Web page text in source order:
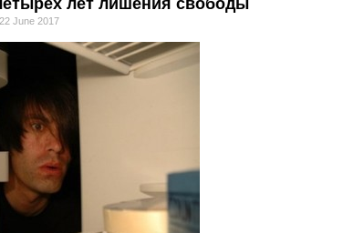
лет лишения свободы
June 2017